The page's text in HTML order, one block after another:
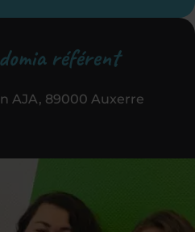
référent
AJA, 89000 Auxerre